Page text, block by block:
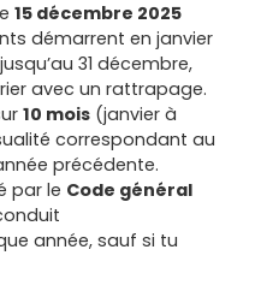
15 décembre 2025
démarrent en janvier
31 décembre,
avec un rattrapage.
10 mois (janvier à
correspondant au
précédente.
par le Code général
année, sauf si tu